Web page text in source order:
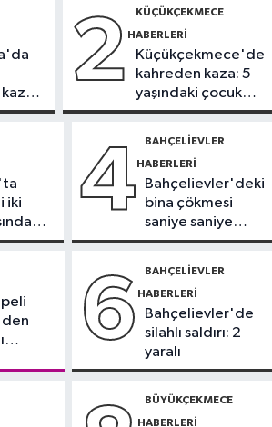
Oğlu Hunter Biden’dan açıklama
Sağlık
ama sınırsız değil
Turizmde hareketlilik başladı
Kayalık bölgelerde zehirli tehlike
2 KÜÇÜKÇEKMECE
HABERLERI
Küçükçekmece'de
kahreden kaza: 5
yaşındaki çocuk
yoğun bakımda
iki
4 BAHÇELIEVLER
HABERLERI
Bahçelievler'deki
bina çökmesi
saniye saniye
görüntülendi
6 BAHÇELIEVLER
HABERLERI
Bahçelievler'de
silahlı saldırı: 2
yaralı
BÜYÜKÇEKMECE
HABERLERI